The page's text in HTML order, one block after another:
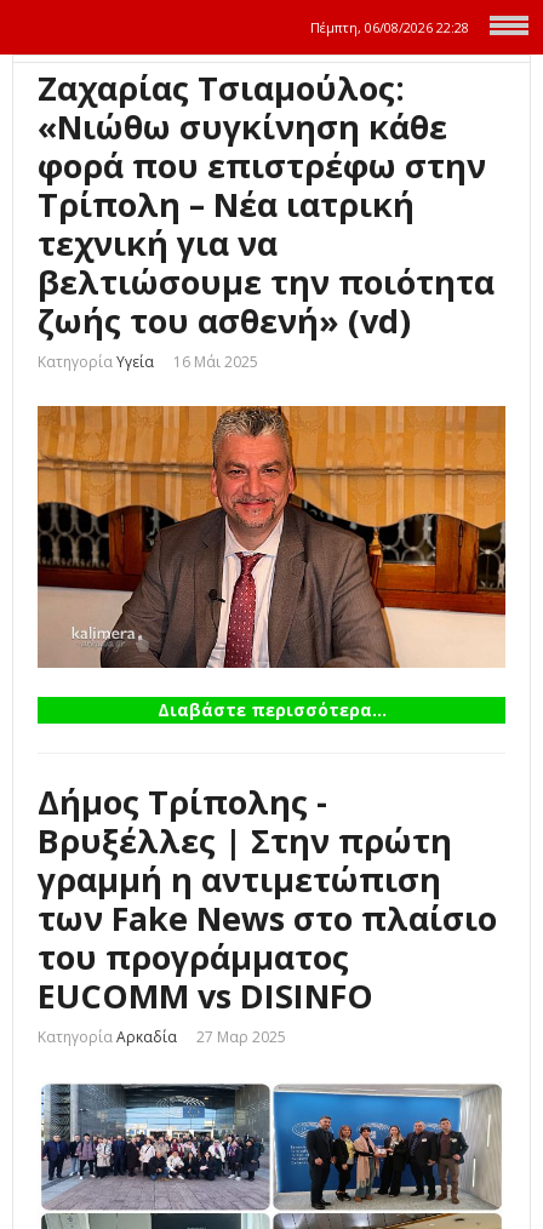
Πέμπτη, 06/08/2026 22:28
Ζαχαρίας Τσιαμούλος:
«Νιώθω συγκίνηση κάθε
φορά που επιστρέφω στην
Τρίπολη – Νέα ιατρική
τεχνική για να
βελτιώσουμε την ποιότητα
ζωής του ασθενή» (vd)
ΚατηγορίαΥγεία 16 Μάι 2025
Διαβάστε περισσότερα...
Δήμος Τρίπολης -
Βρυξέλλες | Στην πρώτη
γραμμή η αντιμετώπιση
των Fake News στο πλαίσιο
του προγράμματος
EUCOMM vs DISINFO
ΚατηγορίαΑρκαδία 27 Μαρ 2025